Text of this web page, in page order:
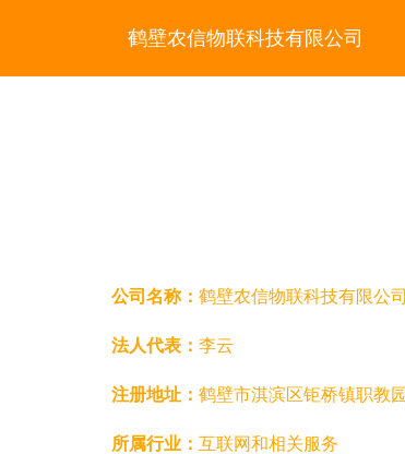
鹤壁农信物联科技有限公司
公司名称： 鹤壁农信物联科技有限公司
法人代表： 李云
注册地址： 鹤壁市淇滨区钜桥镇职教
所属行业： 互联网和相关服务